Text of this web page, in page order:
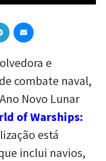
e
combate naval,
Novo Lunar
of Warships:
está
inclui navios,